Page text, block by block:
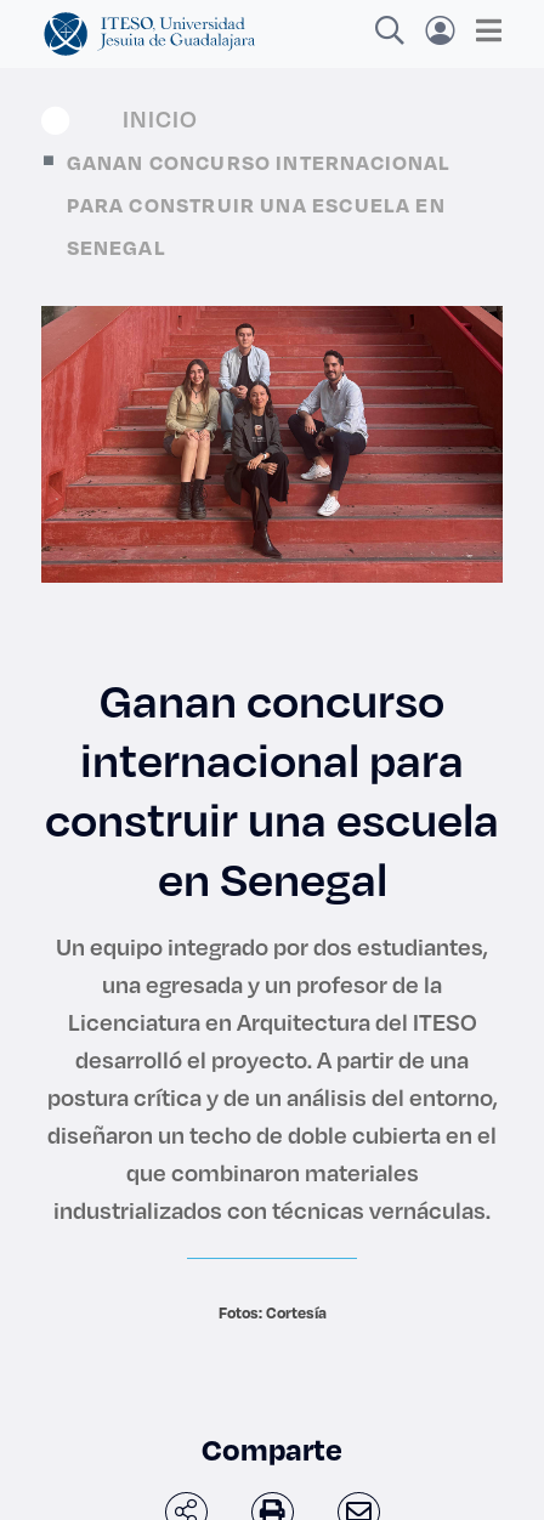
Explora sitios web, programas académicos,
actividades y noticias
Diplomados y Cursos|
Enlaces de interés
Graduaciones
CRUCE
Lo más buscado
Carreras
Derecho
Prepa ITESO
INICIO
GANAN CONCURSO INTERNACIONAL
PARA CONSTRUIR UNA ESCUELA EN
SENEGAL
Ganan concurso
internacional para
construir una escuela
en Senegal
Un equipo integrado por dos estudiantes,
una egresada y un profesor de la
Licenciatura en Arquitectura del ITESO
desarrolló el proyecto. A partir de una
postura crítica y de un análisis del entorno,
diseñaron un techo de doble cubierta en el
que combinaron materiales
industrializados con técnicas vernáculas.
Fotos: Cortesía
Comparte